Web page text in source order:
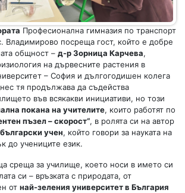
Професионална гимназия по транспорт
Владимирово посреща гост, който е добре
общност – д-р Зорница Карчева,
на дървесните растения в
– София и дългогодишен колега
тя продължава да съдейства
във всякакви инициативи, но този
покана на учителите, които работят по
пъзел – скорост“, в ролята си на автор
учен, който говори за науката на
до учениците език.
среща за училище, което носи в името си
си – връзката с природата, от
от най-зеления университет в България